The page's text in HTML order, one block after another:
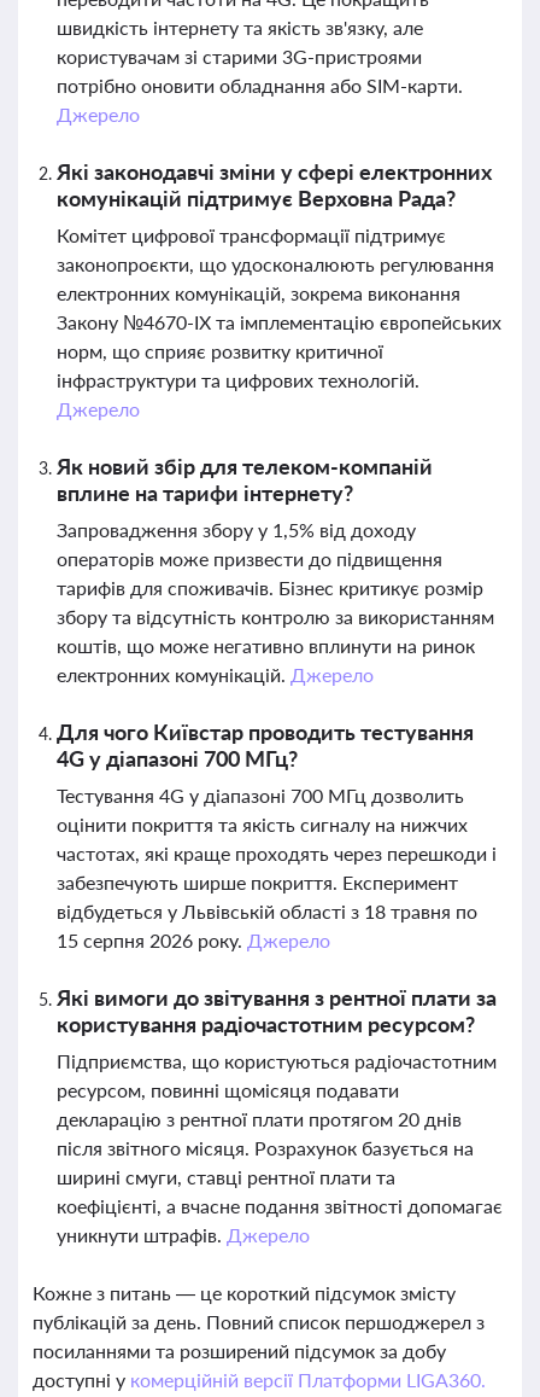
швидкість інтернету та якість зв'язку, але
користувачам зі старими 3G-пристроями
потрібно оновити обладнання або SIM-карти.
Джерело
Які законодавчі зміни у сфері електронних
комунікацій підтримує Верховна Рада?
Комітет цифрової трансформації підтримує
законопроєкти, що удосконалюють регулювання
електронних комунікацій, зокрема виконання
Закону №4670-ІХ та імплементацію європейських
норм, що сприяє розвитку критичної
інфраструктури та цифрових технологій.
Джерело
Як новий збір для телеком-компаній
вплине на тарифи інтернету?
Запровадження збору у 1,5% від доходу
операторів може призвести до підвищення
тарифів для споживачів. Бізнес критикує розмір
збору та відсутність контролю за використанням
коштів, що може негативно вплинути на ринок
електронних комунікацій. Джерело
Для чого Київстар проводить тестування
4G у діапазоні 700 МГц?
Тестування 4G у діапазоні 700 МГц дозволить
оцінити покриття та якість сигналу на нижчих
частотах, які краще проходять через перешкоди і
забезпечують ширше покриття. Експеримент
відбудеться у Львівській області з 18 травня по
15 серпня 2026 року. Джерело
Які вимоги до звітування з рентної плати за
користування радіочастотним ресурсом?
Підприємства, що користуються радіочастотним
ресурсом, повинні щомісяця подавати
декларацію з рентної плати протягом 20 днів
після звітного місяця. Розрахунок базується на
ширині смуги, ставці рентної плати та
коефіцієнті, а вчасне подання звітності допомагає
уникнути штрафів. Джерело
Кожне з питань — це короткий підсумок змісту
публікацій за день. Повний список першоджерел з
посиланнями та розширений підсумок за добу
доступні у комерційній версії Платформи LIGA360.